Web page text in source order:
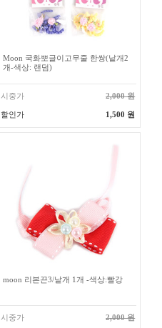
Moon 국화뽀글이고무줄 한쌍(낱개2
개-색상: 랜덤)
시중가 2,000 원
할인가 1,500 원
moon 리본끈3/낱개 1개 -색상:빨강
시중가 2,000 원